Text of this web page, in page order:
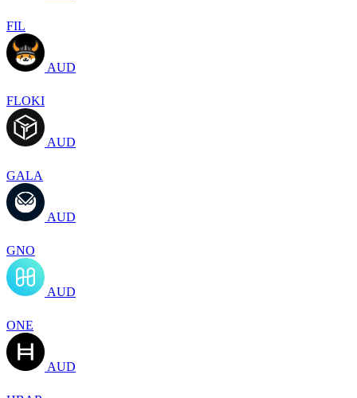
FIL
AUD
FLOKI
AUD
GALA
AUD
GNO
AUD
ONE
AUD